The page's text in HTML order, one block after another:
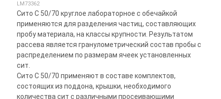
LM73362
Сито С 50/70 круглое лабораторное с обечайкой
применяются для разделения частиц, составляющих
пробу материала, на классы крупности. Результатом
рассева является гранулометрический состав пробы с
распределением по размерам ячеек установленных
сит.
Сито С 50/70 применяют в составе комплектов,
состоящих из поддона, крышки, необходимого
количества сит с различными просеивающими